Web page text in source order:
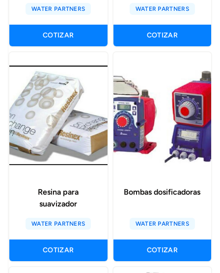
WATER PARTNERS
COTIZAR
WATER PARTNERS
COTIZAR
Resina para
suavizador
WATER PARTNERS
COTIZAR
Bombas dosificadoras
WATER PARTNERS
COTIZAR